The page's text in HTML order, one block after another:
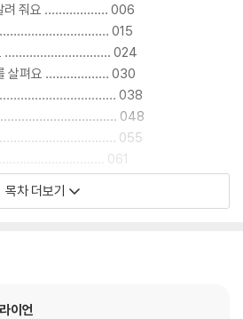
기다림의 의미와 그 가치를 전하는 과학 그
계 18개국에서 출간되었습니다. 이 책은 1분
어나는 여러 가지 과학 현상을 섬세한 삽화
별한 순간과 만나기 위해서는 왜 기다림의
니다. 빠르게 흘러가는 오늘날의 우리 아이
을 전하고자 여러 나라의 출판사가 함께 참
어판은 아이스크림미디어에서 맡아 펴냈
상과 만족에 점점 더 길드는 요즘 어린이들에
THE BRAW AMAZING BOOKSHELF 선
알려 줘요 ……………… 006
…………………………… 015
요 ………………………… 024
를 살펴요 ……………… 030
038
………………………………… 048
055
061
번 뛴다
사냥한다
목차 더보기
이언